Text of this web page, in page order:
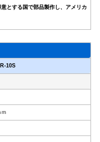
とする国で部品製作し、アメリカ
10S